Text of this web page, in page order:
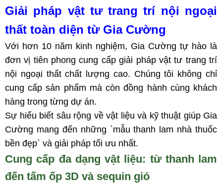
Giải pháp vật tư trang trí nội ngoại
thất toàn diện từ Gia Cường
Với hơn 10 năm kinh nghiệm, Gia Cường tự hào là
đơn vị tiên phong cung cấp giải pháp vật tư trang trí
nội ngoại thất chất lượng cao. Chúng tôi không chỉ
cung cấp sản phẩm mà còn đồng hành cùng khách
hàng trong từng dự án.
Sự hiểu biết sâu rộng về vật liệu và kỹ thuật giúp Gia
Cường mang đến những `mẫu thanh lam nhà thuốc
bền đẹp` và giải pháp tối ưu nhất.
Cung cấp đa dạng vật liệu: từ thanh lam
đến tấm ốp 3D và sequin gió